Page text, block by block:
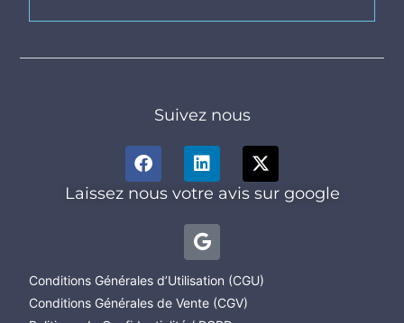
Suivez nous
Laissez nous votre avis sur google
Conditions Générales d’Utilisation (CGU)
Conditions Générales de Vente (CGV)